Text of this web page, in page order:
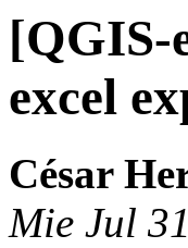
[QGIS-
excel
César
Mie Jul